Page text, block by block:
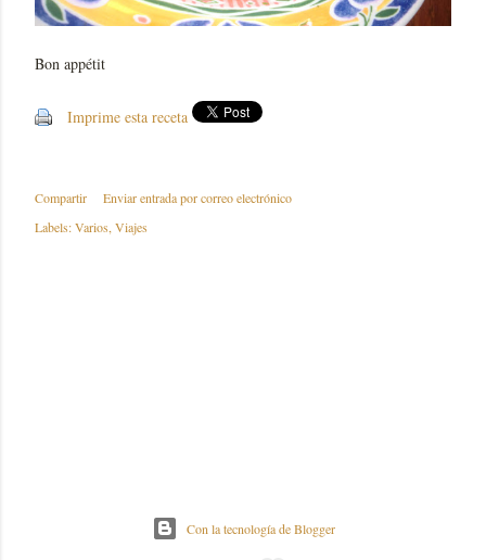
Bon appétit
Imprime esta receta
Compartir
Enviar entrada por correo electrónico
Labels:Varios Viajes
Con la tecnología de Blogger